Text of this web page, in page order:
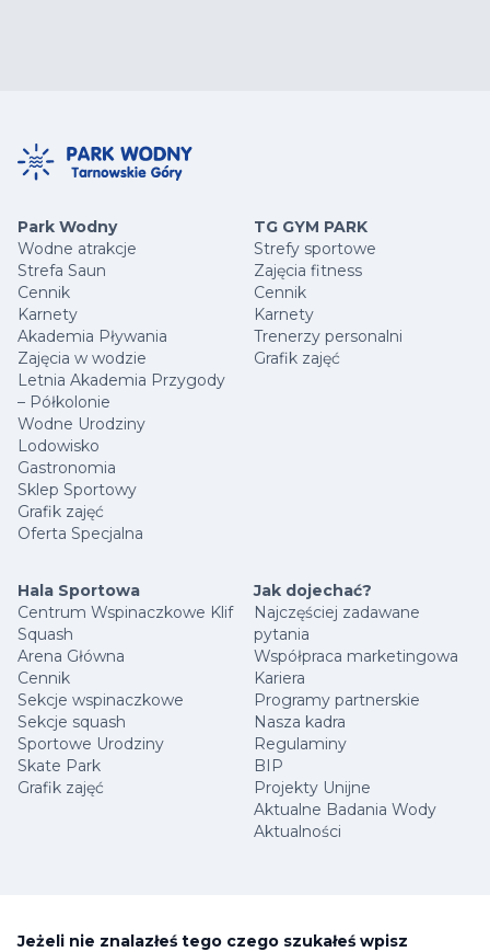
Park Wodny
Wodne atrakcje
Strefa Saun
Cennik
Karnety
Akademia Pływania
Zajęcia w wodzie
Letnia Akademia Przygody
– Półkolonie
Wodne Urodziny
Lodowisko
Gastronomia
Sklep Sportowy
Grafik zajęć
Oferta Specjalna
TG GYM PARK
Strefy sportowe
Zajęcia fitness
Cennik
Karnety
Trenerzy personalni
Grafik zajęć
Hala Sportowa
Centrum Wspinaczkowe Klif
Squash
Arena Główna
Cennik
Sekcje wspinaczkowe
Sekcje squash
Sportowe Urodziny
Skate Park
Grafik zajęć
Jak dojechać?
Najczęściej zadawane
pytania
Współpraca marketingowa
Kariera
Programy partnerskie
Nasza kadra
Regulaminy
BIP
Projekty Unijne
Aktualne Badania Wody
Aktualności
Jeżeli nie znalazłeś tego czego szukałeś wpisz